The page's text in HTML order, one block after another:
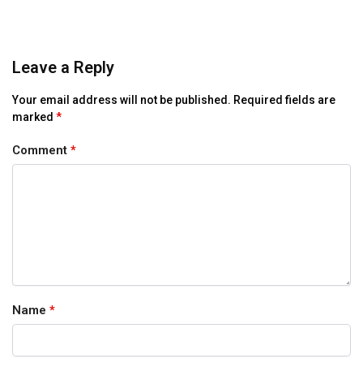
Leave a Reply
Your email address will not be published. Required fields are
marked *
Comment *
Name *